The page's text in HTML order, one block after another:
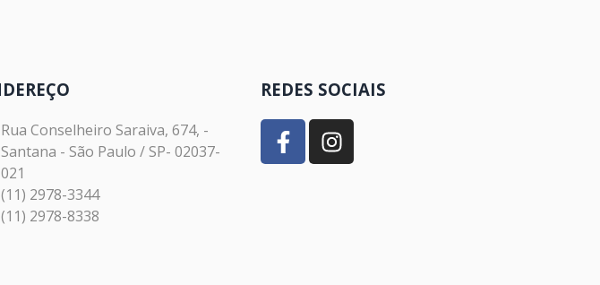
Rua Conselheiro Saraiva, 674, -
Santana - São Paulo / SP- 02037-
021
(11) 2978-3344
(11) 2978-8338
REDES SOCIAIS